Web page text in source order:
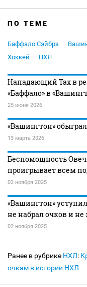
ПО ТЕМЕ
Баффало Сэйбрз
Хоккей
НХЛ
Нападающий Тах в
«Баффало» в
25 июня 2026
«Вашингтон»
13 марта 2026
Беспомощность
проигрывает всем
02 ноября 2025
«Вашингтон»
не набрал очков и не
02 ноября 2025
Ранее в рубрике НХЛ:
очкам в истории НХЛ